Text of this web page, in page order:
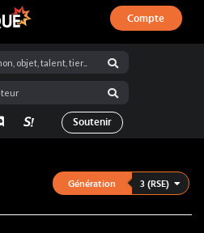
Compte
Discord La Salty Room sur Pokémon
Soutenir
Génération 3 (RSE)